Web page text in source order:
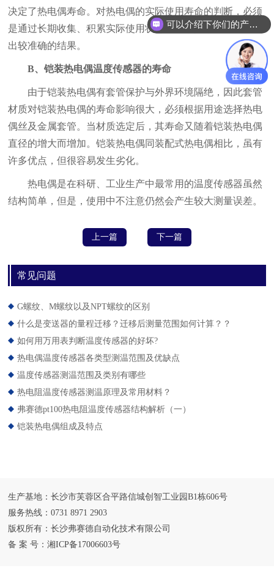
决定了热电偶寿命。对热电偶的实际使用寿命的判断，必须
是通过长期收集、积累实际使用状态下的数据，才有可能给
出较准确的结果。
B、铠装热电偶温度传感器的寿命
由于铠装热电偶有套管保护与外界环境隔绝，因此套管
材质对铠装热电偶的寿命影响很大，必须根据用途选择热电
偶丝及金属套管。当材质选定后，其寿命又随着铠装热电偶
直径的增大而增加。铠装热电偶同装配式热电偶相比，虽有
许多优点，但很容易发生劣化。
热电偶是在科研、工业生产中最常用的温度传感器虽然
结构简单，但是，使用中不注意仍然会产生较大测量误差。
上一篇 下一篇
常见问题
G螺纹、M螺纹以及NPT螺纹的区别
什么是变送器的量程迁移？迁移后测量范围如何计算？？
如何用万用表判断温度传感器的好坏?
热电偶温度传感器各类型测温范围及优缺点
温度传感器测温范围及类别有哪些
热电阻温度传感器测温原理及常用材料？
弗赛德pt100热电阻温度传感器结构解析（一）
铠装热电偶组成及特点
生产基地：长沙市芙蓉区合平路信城创智工业园B1栋606号
服务热线：0731 8971 2903
版权所有：长沙弗赛德自动化技术有限公司
备 案 号：湘ICP备17006603号
可以介绍下你们的产品么？